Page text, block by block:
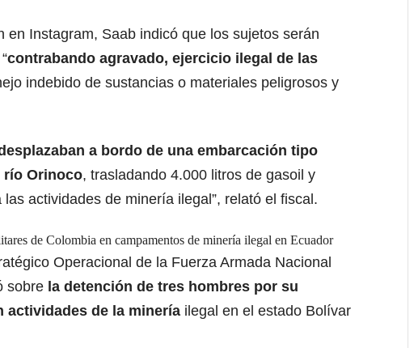
en Instagram, Saab indicó que los sujetos serán
contrabando agravado, ejercicio ilegal de las
indebido de sustancias o materiales peligrosos y
a bordo de una embarcación tipo
río Orinoco, trasladando 4.000 litros de gasoil y
actividades de minería ilegal”, relató el fiscal.
de Colombia en campamentos de minería ilegal en Ecuador
Operacional de la Fuerza Armada Nacional
sobre la detención de tres hombres por su
actividades de la minería ilegal en el estado Bolívar